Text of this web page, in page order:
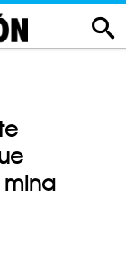
mina